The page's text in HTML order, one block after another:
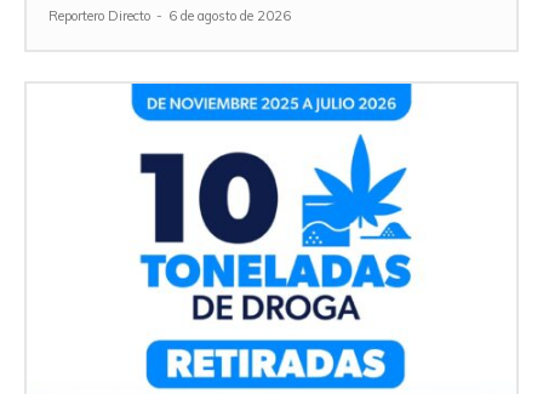
Reportero Directo - 6 de agosto de 2026